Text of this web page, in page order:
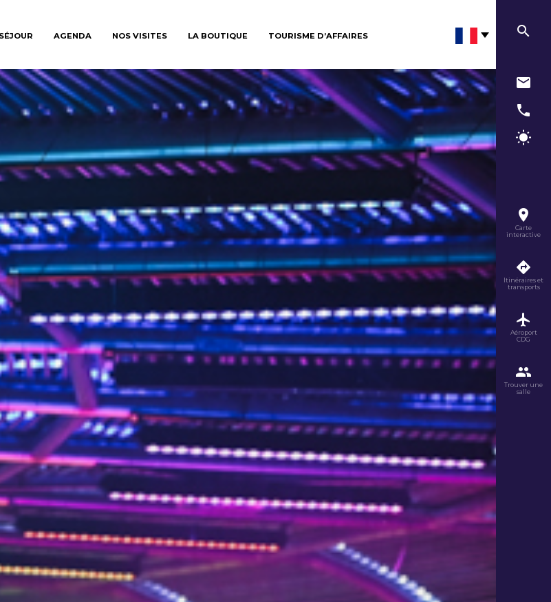
Carte
interactive
Itinéraires et
transports
Aéroport
CDG
Trouver une
salle
AGENDA NOS VISITES LA BOUTIQUE TOURISME D’AFFAIRES